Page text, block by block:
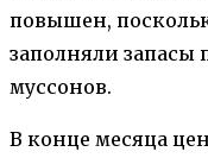
повышен,
заполняли запасы
муссонов.
В конце месяца